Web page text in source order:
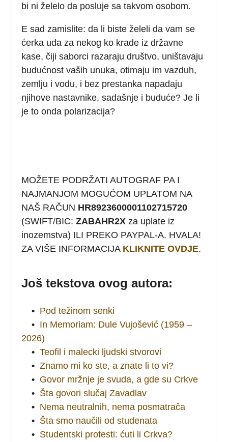
bi ni želelo da posluje sa takvom osobom.
E sad zamislite: da li biste želeli da vam se
ćerka uda za nekog ko krade iz državne
kase, čiji saborci razaraju društvo, uništavaju
budućnost vaših unuka, otimaju im vazduh,
zemlju i vodu, i bez prestanka napadaju
njihove nastavnike, sadašnje i buduće? Je li
je to onda polarizacija?
MOŽETE PODRŽATI AUTOGRAF PA I
NAJMANJOM MOGUĆOM UPLATOM NA
NAŠ RAČUN HR8923600001102715720
(SWIFT/BIC: ZABAHR2X za uplate iz
inozemstva) ILI PREKO PAYPAL-A. HVALA!
ZA VIŠE INFORMACIJA KLIKNITE OVDJE.
Još tekstova ovog autora:
• Pod težinom senki
• In Memoriam: Dule Vujošević (1959 –
2026)
• Teofil i malecki ljudski stvorovi
• Znamo mi ko ste, a znate li to vi?
• Govor mržnje je svuda, a gde su Crkve
• Šta govori slučaj Zavadlav
• Nema neutralnih, nema posmatrača
• Šta smo naučili od studenata
• Studentski protesti: ćuti li Crkva?